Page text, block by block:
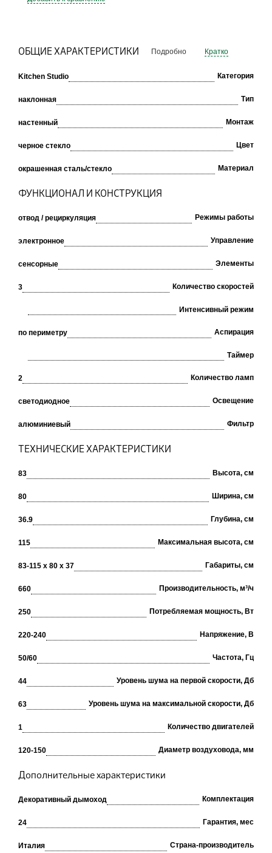
ОБЩИЕ ХАРАКТЕРИСТИКИ Подробно Кратко
Kitchen Studio Категория
наклонная Тип
настенный Монтаж
черное стекло Цвет
окрашенная сталь/стекло Материал
ФУНКЦИОНАЛ И КОНСТРУКЦИЯ
отвод / рециркуляция Режимы работы
электронное Управление
сенсорные Элементы
3 Количество скоростей
Интенсивный режим
по периметру Аспирация
Таймер
2 Количество ламп
светодиодное Освещение
алюминиевый Фильтр
ТЕХНИЧЕСКИЕ ХАРАКТЕРИСТИКИ
83 Высота, см
80 Ширина, см
36.9 Глубина, см
115 Максимальная высота, см
83-115 х 80 х 37 Габариты, см
660 Производительность, м³/ч
250 Потребляемая мощность, Вт
220-240 Напряжение, В
50/60 Частота, Гц
44 Уровень шума на первой скорости, Дб
63 Уровень шума на максимальной скорости, Дб
1 Количество двигателей
120-150 Диаметр воздуховода, мм
Дополнительные характеристики
Декоративный дымоход Комплектация
24 Гарантия, мес
Италия Cтрана-производитель